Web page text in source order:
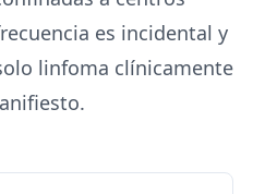
es incidental y
linfoma clínicamente